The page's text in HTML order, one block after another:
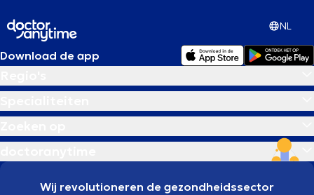
NL
Download de app
Wij revolutioneren de gezondheidssector